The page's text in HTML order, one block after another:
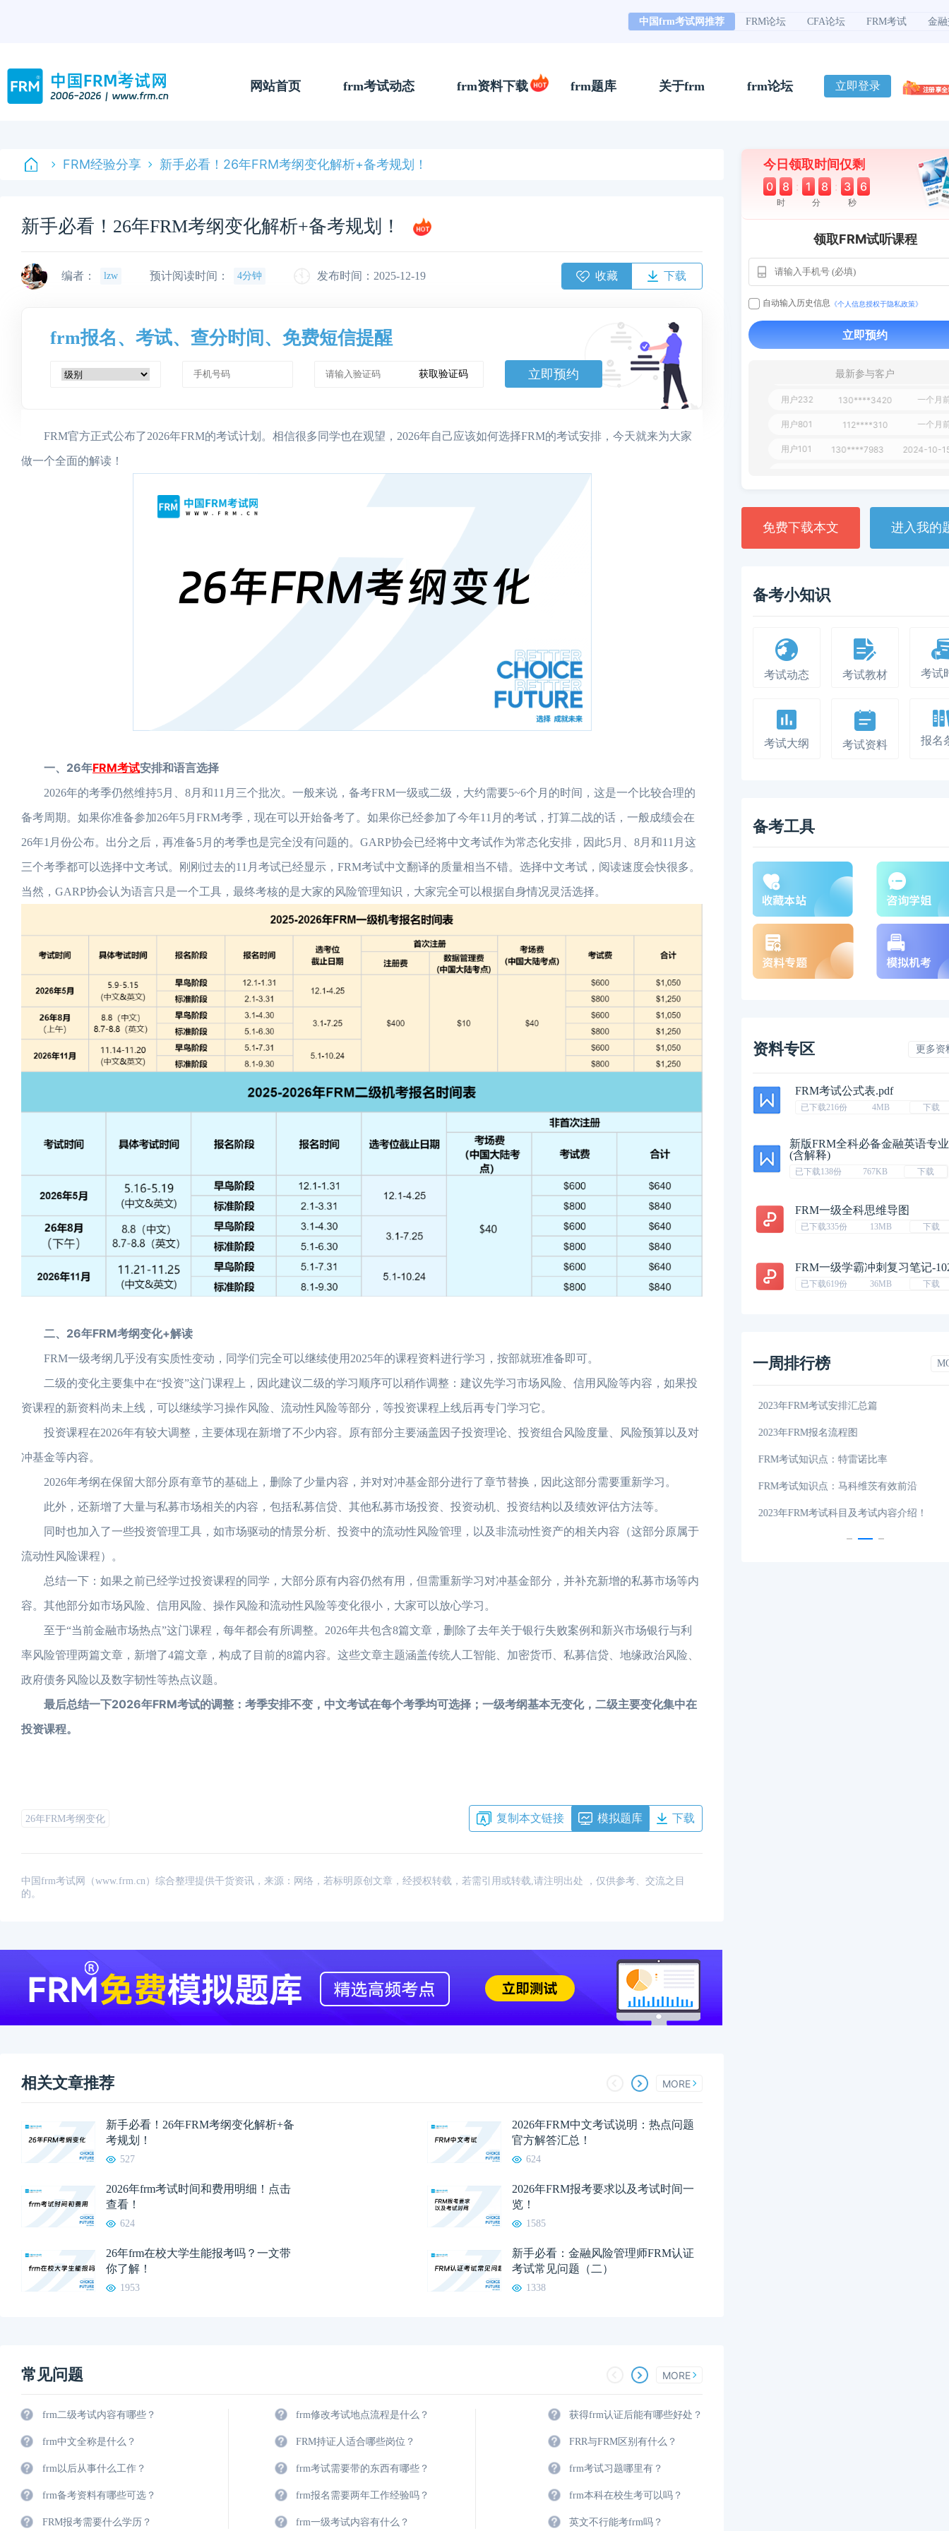
中国frm考试网推荐 FRM论坛 CFA论坛 FRM考试 金
网站首页 frm考试动态 frm资料下载 frm题库 关于frm frm论坛 立即登录
FRM经验分享 新手必看！26年FRM考纲变化解析+备考规划！
新手必看！26年FRM考纲变化解析+备考规划！
编者： lzw 预计阅读时间： 4分钟 发布时间：2025-12-19 收藏 下载
frm报名、考试、查分时间、免费短信提醒
获取验证码 立即预约
FRM官方正式公布了2026年FRM的考试计划。相信很多同学也在观望，2026年自己应该如何选择FRM的考试安排，今天就来为大家
做一个全面的解读！
一、26年FRM考试安排和语言选择
2026年的考季仍然维持5月、8月和11月三个批次。一般来说，备考FRM一级或二级，大约需要5~6个月的时间，这是一个比较合理的
备考周期。如果你准备参加26年5月FRM考季，现在可以开始备考了。如果你已经参加了今年11月的考试，打算二战的话，一般成绩会在
26年1月份公布。出分之后，再准备5月的考季也是完全没有问题的。GARP协会已经将中文考试作为常态化安排，因此5月、8月和11月这
三个考季都可以选择中文考试。刚刚过去的11月考试已经显示，FRM考试中文翻译的质量相当不错。选择中文考试，阅读速度会快很多。
当然，GARP协会认为语言只是一个工具，最终考核的是大家的风险管理知识，大家完全可以根据自身情况灵活选择。
二、26年FRM考纲变化+解读
FRM一级考纲几乎没有实质性变动，同学们完全可以继续使用2025年的课程资料进行学习，按部就班准备即可。
二级的变化主要集中在“投资”这门课程上，因此建议二级的学习顺序可以稍作调整：建议先学习市场风险、信用风险等内容，如果投
资课程的新资料尚未上线，可以继续学习操作风险、流动性风险等部分，等投资课程上线后再专门学习它。
投资课程在2026年有较大调整，主要体现在新增了不少内容。原有部分主要涵盖因子投资理论、投资组合风险度量、风险预算以及对
冲基金等内容。
2026年考纲在保留大部分原有章节的基础上，删除了少量内容，并对对冲基金部分进行了章节替换，因此这部分需要重新学习。
此外，还新增了大量与私募市场相关的内容，包括私募信贷、其他私募市场投资、投资动机、投资结构以及绩效评估方法等。
同时也加入了一些投资管理工具，如市场驱动的情景分析、投资中的流动性风险管理，以及非流动性资产的相关内容（这部分原属于
流动性风险课程）。
总结一下：如果之前已经学过投资课程的同学，大部分原有内容仍然有用，但需重新学习对冲基金部分，并补充新增的私募市场等内
容。其他部分如市场风险、信用风险、操作风险和流动性风险等变化很小，大家可以放心学习。
至于“当前金融市场热点”这门课程，每年都会有所调整。2026年共包含8篇文章，删除了去年关于银行失败案例和新兴市场银行与利
率风险管理两篇文章，新增了4篇文章，构成了目前的8篇内容。这些文章主题涵盖传统人工智能、加密货币、私募信贷、地缘政治风险、
政府债务风险以及数字韧性等热点议题。
最后总结一下2026年FRM考试的调整：考季安排不变，中文考试在每个考季均可选择；一级考纲基本无变化，二级主要变化集中在
投资课程。
26年FRM考纲变化 复制本文链接 模拟题库 下载
中国frm考试网（www.frm.cn）综合整理提供干货资讯，来源：网络，若标明原创文章，经授权转载，若需引用或转载,请注明出处 ，仅供参考、交流之目
的。
相关文章推荐 MORE
新手必看！26年FRM考纲变化解析+备
考规划！
527
2026年FRM中文考试说明：热点问题
官方解答汇总！
624
2026年frm考试时间和费用明细！点击
查看！
624
2026年FRM报考要求以及考试时间一
览！
1585
26年frm在校大学生能报考吗？一文带
你了解！
1953
新手必看：金融风险管理师FRM认证
考试常见问题（二）
1338
常见问题 MORE
frm二级考试内容有哪些？
frm中文全称是什么？
frm以后从事什么工作？
frm备考资料有哪些可选？
FRM报考需要什么学历？
frm修改考试地点流程是什么？
FRM持证人适合哪些岗位？
frm考试需要带的东西有哪些？
frm报名需要两年工作经验吗？
frm一级考试内容有什么？
获得frm认证后能有哪些好处？
FRR与FRM区别有什么？
frm考试习题哪里有？
frm本科在校生考可以吗？
英文不行能考frm吗？
今日领取时间仅剩
0 8 : 1 8 : 3 6
时 分 秒
领取FRM试听课程
自动输入历史信息 《个人信息授权于隐私政策》
立即预约
最新参与客户
**AoZ 130****8017
127****21
130****9630
免费下载本文 进入我的
备考小知识
考试动态 考试教材 考试
考试大纲 考试资料 报名
备考工具
资料专区 更多资
FRM考试公式表.pdf
已下载216份 4MB 下载
新版FRM全科必备金融英语专
(含解释)
已下载138份 767KB 下载
FRM一级全科思维导图
已下载335份 13MB 下载
FRM一级学霸冲刺复习笔记-
已下载619份 36MB 下载
一周排行榜
2023年FRM报名流程图
FRM考试知识点：马科维茨有效前沿
2023年FRM考试科目及考试内容介绍！
重磅！2023年FRM考纲出炉！
资料分享：这些资料你有吗（附获取地址
2023年FRM报名考试时间和费用详解
FRM考试时间详情说明
2023年FRM考试内容、科目以及考试大纲